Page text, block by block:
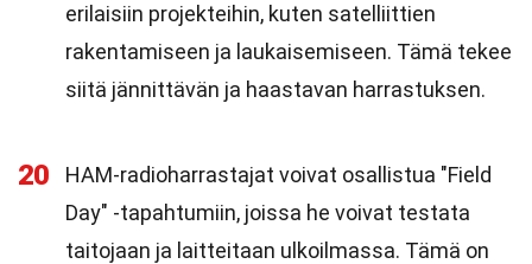
erilaisiin projekteihin, kuten satelliittien
rakentamiseen ja laukaisemiseen. Tämä tekee
siitä jännittävän ja haastavan harrastuksen.
20
HAM-radioharrastajat voivat osallistua "Field
Day" -tapahtumiin, joissa he voivat testata
taitojaan ja laitteitaan ulkoilmassa. Tämä on